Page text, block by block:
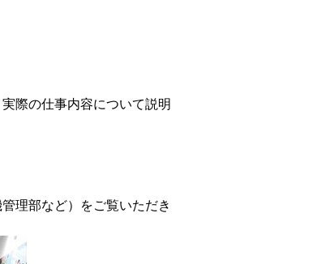
際の仕事内容について説明
理部など）をご覧いただき